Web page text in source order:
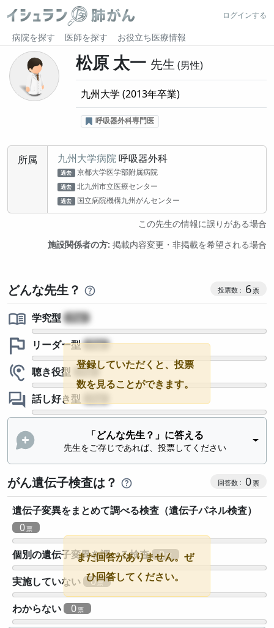
ログインする
病院を探す 医師を探す お役立ち医療情報
松原 太一 先生 男性
九州大学 (2013年卒業)
呼吸器外科専門医
所属 九州大学病院呼吸器外科
過去 京都大学医学部附属病院
過去 北九州市立医療センター
過去 国立病院機構九州がんセンター
この先生の情報に誤りがある場合
施設関係者の方: 掲載内容変更・非掲載を希望される場合
どんな先生？ コミュニ
6
学究型
?
リーダー型
?
聴き役型
?
話し好き型
「どんな先生？」に答える
先生をご存じであれば、投票してください
登録していただくと、投票
数を見ることができます。
がん遺伝子検査は？ 0
遺伝子変異をまとめて調べる検査（遺伝子パネル検査）
0
個別の遺伝子変異を調べる検査
0
実施していない
0
わからない
0
まだ回答がありません。ぜ
ひ回答してください。